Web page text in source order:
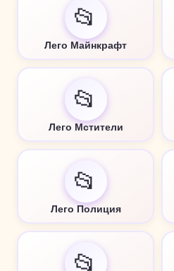
📂
Лего Майнкрафт
📂
Лего Мстители
📂
Лего Полиция
📂